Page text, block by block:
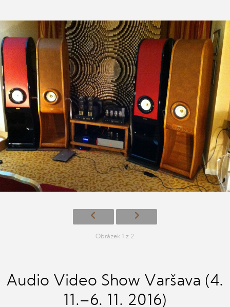
Obrázek 1 z 2
Audio Video Show Varšava (4.
11.–6. 11. 2016)